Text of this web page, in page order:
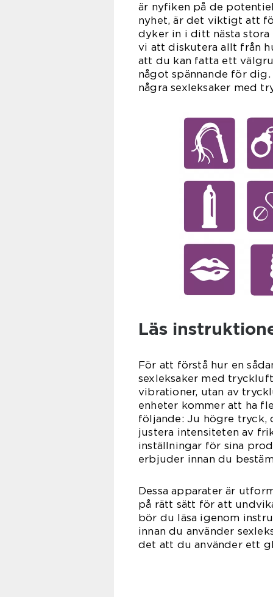
är nyfiken på de
nyhet, är det viktigt att
dyker in i ditt nästa
vi att diskutera allt från
att du kan fatta ett
något spännande för
några sexleksaker med
Läs
För att förstå hur en
sexleksaker med
vibrationer, utan av
enheter kommer att ha
följande: Ju högre tryck,
justera intensiteten av
inställningar för sina
erbjuder innan du
Dessa apparater är
på rätt sätt för att
bör du läsa igenom
innan du använder
det att du använder ett